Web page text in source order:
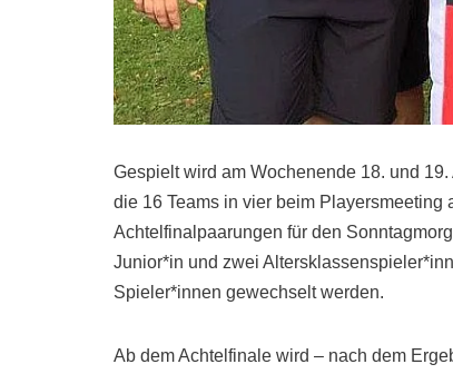
Gespielt wird am Wochenende 18. und
die 16 Teams in vier beim Playersmeeting
Achtelfinalpaarungen für den
Junior*in und zwei
Spieler*innen gewechselt werden.
Ab dem Achtelfinale wird – nach dem